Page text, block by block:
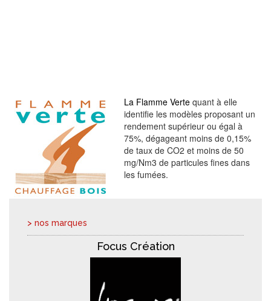
La Flamme Verte quant à elle
identifie les modèles proposant un
rendement supérieur ou égal à
75%, dégageant moins de 0,15%
de taux de CO2 et moins de 50
mg/Nm3 de particules fines dans
les fumées.
> nos marques
Focus Création